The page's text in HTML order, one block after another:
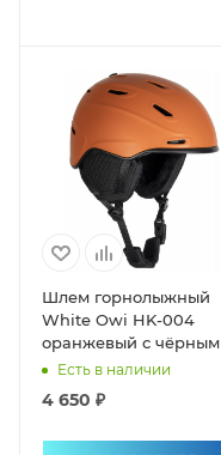
Шлем горнолыжный
White Owi HK-004
оранжевый с чёрным
Есть в наличии
4 650 ₽